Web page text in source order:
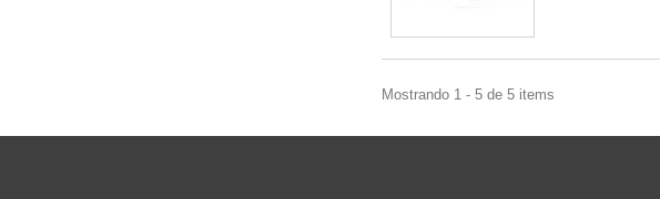
Mostrando 1 - 5 de 5 items